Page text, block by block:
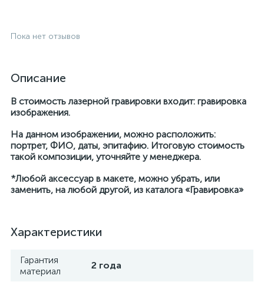
Пока нет отзывов
Описание
В стоимость лазерной гравировки входит: гравировка
изображения.
На данном изображении, можно расположить:
портрет, ФИО, даты, эпитафию. Итоговую стоимость
такой композиции, уточняйте у менеджера.
*Любой аксессуар в макете, можно убрать, или
заменить, на любой другой, из каталога «Гравировка»
Характеристики
Гарантия
материал
2 года